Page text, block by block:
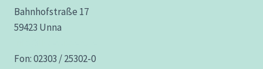
Bahnhofstraße 17
59423 Unna
Fon: 02303 / 25302-0